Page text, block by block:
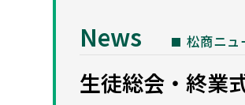
News 松商ニュ
生徒総会・終業